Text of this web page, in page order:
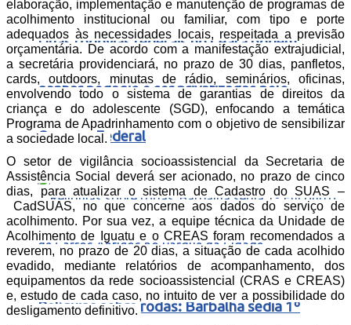
Duas rodovias federais no Ceará podem
ganhar pedágio e ser privatizadas pelo
Governo Federal
Relíquias sobre rodas: Barbalha sedia 1º
elaboração, implementação e manutenção de programas de
acolhimento institucional ou familiar, com tipo e porte
adequados às necessidades locais, respeitada a previsão
orçamentária. De acordo com a manifestação extrajudicial,
a secretária providenciará, no prazo de 30 dias, panfletos,
cards, outdoors, minutas de rádio, seminários, oficinas,
envolvendo todo o sistema de garantias de direitos da
criança e do adolescente (SGD), enfocando a temática
Programa de Apadrinhamento com o objetivo de sensibilizar
a sociedade local.
O setor de vigilância socioassistencial da Secretaria de
Assistência Social deverá ser acionado, no prazo de cinco
dias, para atualizar o sistema de Cadastro do SUAS –
CadSUAS, no que concerne aos dados do serviço de
acolhimento. Por sua vez, a equipe técnica da Unidade de
Acolhimento de Iguatu e o CREAS foram recomendados a
reverem, no prazo de 20 dias, a situação de cada acolhido
evadido, mediante relatórios de acompanhamento, dos
equipamentos da rede socioassistencial (CRAS e CREAS)
e, estudo de cada caso, no intuito de ver a possibilidade do
desligamento definitivo.